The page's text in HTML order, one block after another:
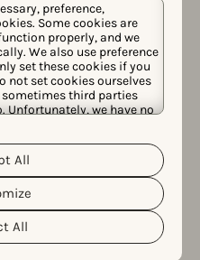
preference,
Some cookies are
properly, and we
We also use preference
set these cookies if you
not set cookies ourselves
third parties
Unfortunately, we have no
cookies we use, please
Policy
and preferences by
All
All
CLÉS DE L'APPLICATION
mots clés
a-t-il
mise à
?
mots clés pour lesquels
perdu des positions